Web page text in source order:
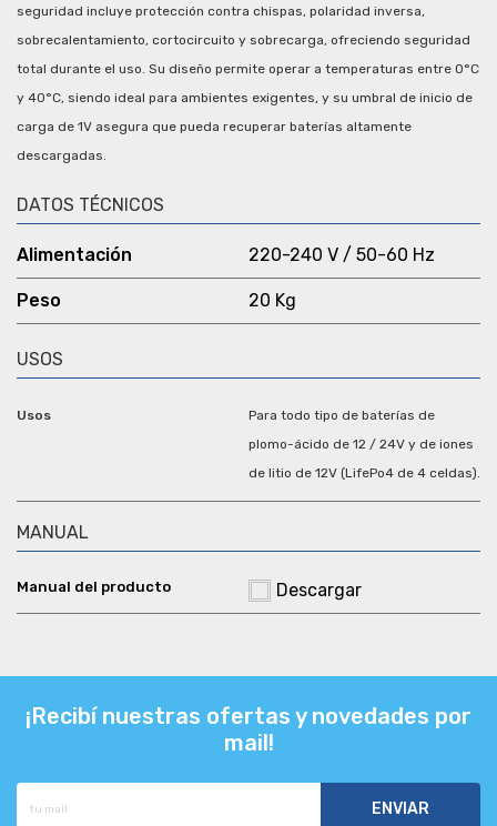
seguridad incluye protección contra chispas, polaridad inversa,
sobrecalentamiento, cortocircuito y sobrecarga, ofreciendo seguridad
total durante el uso. Su diseño permite operar a temperaturas entre 0°C
y 40°C, siendo ideal para ambientes exigentes, y su umbral de inicio de
carga de 1V asegura que pueda recuperar baterías altamente
descargadas.
DATOS TÉCNICOS
Alimentación 220-240 V / 50-60 Hz
Peso 20 Kg
USOS
Usos
Para todo tipo de baterías de
plomo-ácido de 12 / 24V y de iones
de litio de 12V (LifePo4 de 4 celdas).
MANUAL
Descargar
¡Recibí nuestras ofertas y novedades por
mail!